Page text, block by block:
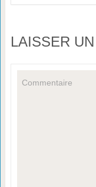
LAISSER